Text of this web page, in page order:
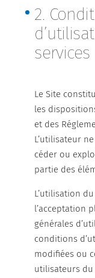
2.
Le Site
les
et des
L’utilisateur
céder ou
partie des
L’utilisation
l’acceptation
générales
conditions
modifiées ou
utilisateurs du